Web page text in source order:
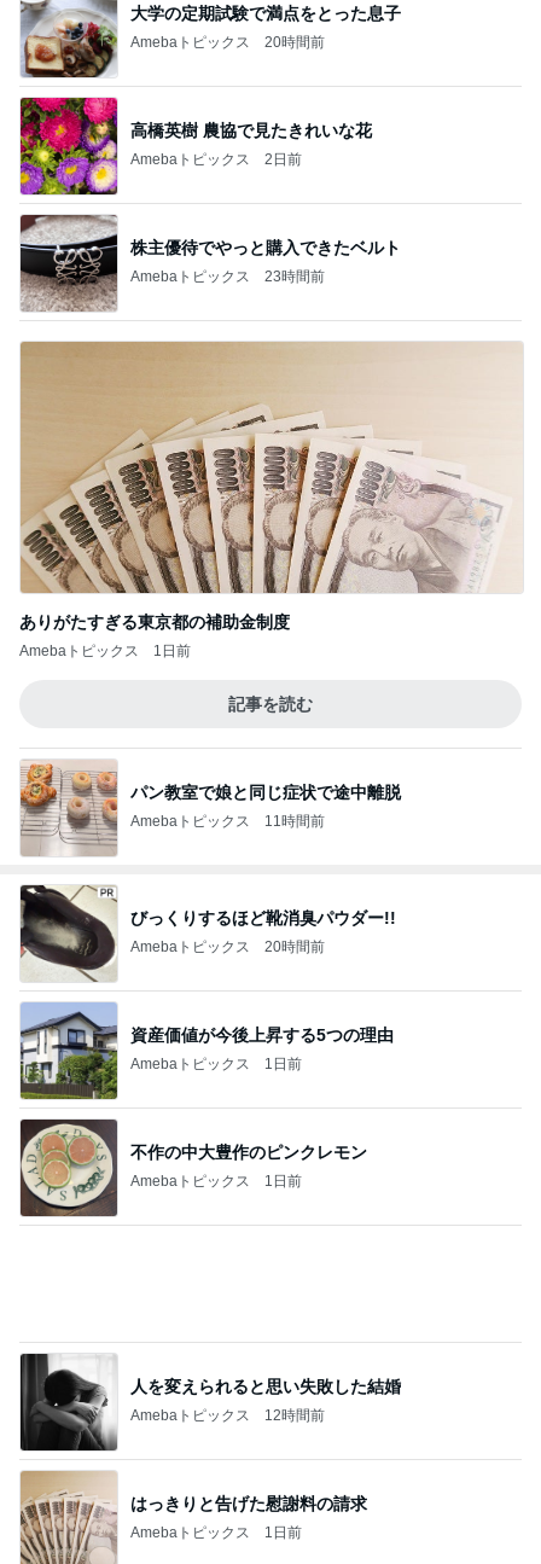
大学の定期試験で満点をとった息子
Amebaトピックス 20時間前
高橋英樹 農協で見たきれいな花
Amebaトピックス 2日前
株主優待でやっと購入できたベルト
Amebaトピックス 23時間前
ありがたすぎる東京都の補助金制度
Amebaトピックス 1日前
記事を読む
パン教室で娘と同じ症状で途中離脱
Amebaトピックス 11時間前
びっくりするほど靴消臭パウダー!!
Amebaトピックス 20時間前
資産価値が今後上昇する5つの理由
Amebaトピックス 1日前
不作の中大豊作のピンクレモン
Amebaトピックス 1日前
はっきりと告げた慰謝料の請求
Amebaトピックス 1日前